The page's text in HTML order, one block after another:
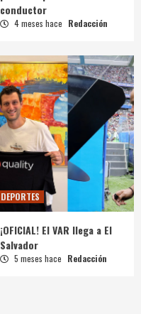
conductor
4 meses hace Redacción
DEPORTES
¡OFICIAL! El VAR llega a El
Salvador
5 meses hace Redacción